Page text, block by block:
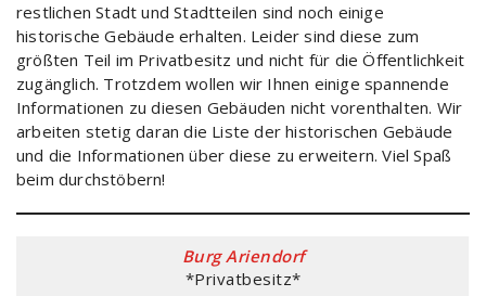
restlichen Stadt und Stadtteilen sind noch einige
historische Gebäude erhalten. Leider sind diese zum
größten Teil im Privatbesitz und nicht für die Öffentlichkeit
zugänglich. Trotzdem wollen wir Ihnen einige spannende
Informationen zu diesen Gebäuden nicht vorenthalten. Wir
arbeiten stetig daran die Liste der historischen Gebäude
und die Informationen über diese zu erweitern. Viel Spaß
beim durchstöbern!
Burg Ariendorf
*Privatbesitz*